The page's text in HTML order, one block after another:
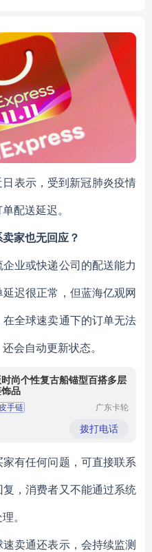
表示，受到新冠肺炎疫情
配送延迟。
家也无回应？
业或快递公司的配送能力
迟很正常，但蓝海亿观网
全球速卖通下的订单无法
会自动更新状态。
尚个性复古船锚型百搭多层
品
手链
广东卡轮
公司
拨打电话
有任何问题，可直接联系
，消费者又不能通过系统
。
卖通还表示，会持续监测